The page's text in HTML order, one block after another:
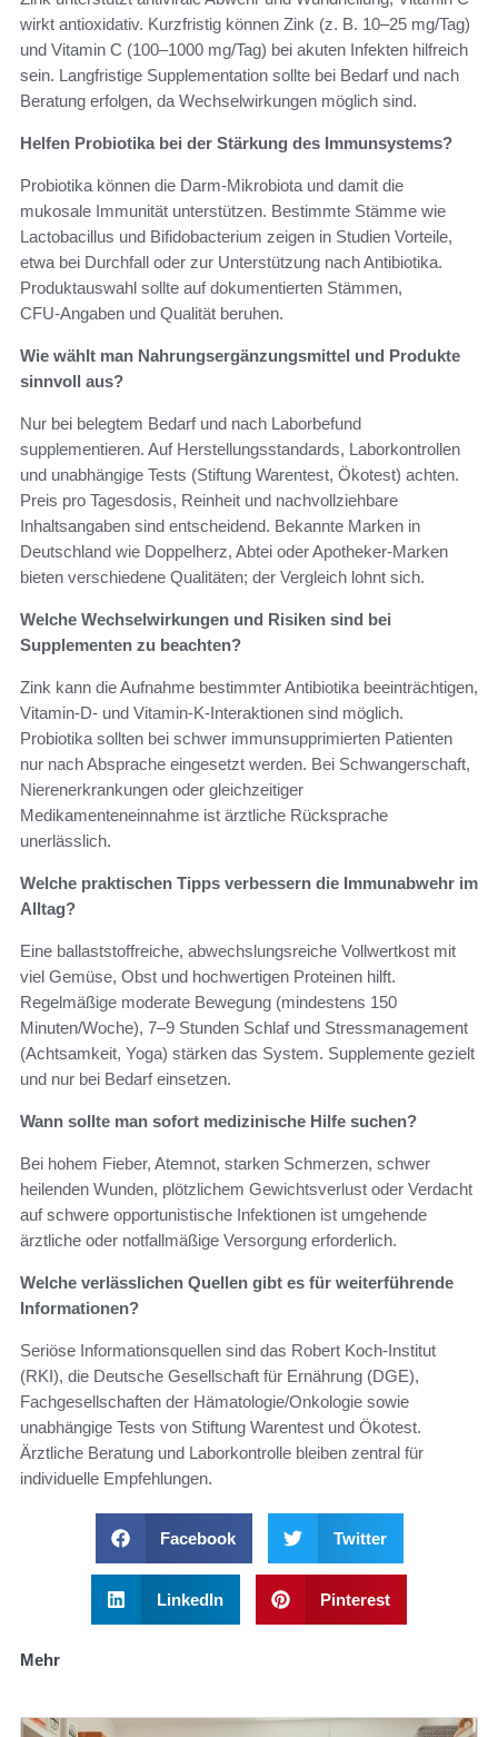
wirkt antioxidativ. Kurzfristig können Zink (z. B. 10–25 mg/Tag)
und Vitamin C (100–1000 mg/Tag) bei akuten Infekten hilfreich
sein. Langfristige Supplementation sollte bei Bedarf und nach
Beratung erfolgen, da Wechselwirkungen möglich sind.
Helfen Probiotika bei der Stärkung des Immunsystems?
Probiotika können die Darm‑Mikrobiota und damit die
mukosale Immunität unterstützen. Bestimmte Stämme wie
Lactobacillus und Bifidobacterium zeigen in Studien Vorteile,
etwa bei Durchfall oder zur Unterstützung nach Antibiotika.
Produktauswahl sollte auf dokumentierten Stämmen,
CFU‑Angaben und Qualität beruhen.
Wie wählt man Nahrungsergänzungsmittel und Produkte
sinnvoll aus?
Nur bei belegtem Bedarf und nach Laborbefund
supplementieren. Auf Herstellungsstandards, Laborkontrollen
und unabhängige Tests (Stiftung Warentest, Ökotest) achten.
Preis pro Tagesdosis, Reinheit und nachvollziehbare
Inhaltsangaben sind entscheidend. Bekannte Marken in
Deutschland wie Doppelherz, Abtei oder Apotheker‑Marken
bieten verschiedene Qualitäten; der Vergleich lohnt sich.
Welche Wechselwirkungen und Risiken sind bei
Supplementen zu beachten?
Zink kann die Aufnahme bestimmter Antibiotika beeinträchtigen,
Vitamin‑D‑ und Vitamin‑K‑Interaktionen sind möglich.
Probiotika sollten bei schwer immunsupprimierten Patienten
nur nach Absprache eingesetzt werden. Bei Schwangerschaft,
Nierenerkrankungen oder gleichzeitiger
Medikamenteneinnahme ist ärztliche Rücksprache
unerlässlich.
Welche praktischen Tipps verbessern die Immunabwehr im
Alltag?
Eine ballaststoffreiche, abwechslungsreiche Vollwertkost mit
viel Gemüse, Obst und hochwertigen Proteinen hilft.
Regelmäßige moderate Bewegung (mindestens 150
Minuten/Woche), 7–9 Stunden Schlaf und Stressmanagement
(Achtsamkeit, Yoga) stärken das System. Supplemente gezielt
und nur bei Bedarf einsetzen.
Wann sollte man sofort medizinische Hilfe suchen?
Bei hohem Fieber, Atemnot, starken Schmerzen, schwer
heilenden Wunden, plötzlichem Gewichtsverlust oder Verdacht
auf schwere opportunistische Infektionen ist umgehende
ärztliche oder notfallmäßige Versorgung erforderlich.
Welche verlässlichen Quellen gibt es für weiterführende
Informationen?
Seriöse Informationsquellen sind das Robert Koch‑Institut
(RKI), die Deutsche Gesellschaft für Ernährung (DGE),
Fachgesellschaften der Hämatologie/Onkologie sowie
unabhängige Tests von Stiftung Warentest und Ökotest.
Ärztliche Beratung und Laborkontrolle bleiben zentral für
individuelle Empfehlungen.
Facebook Twitter
LinkedIn Pinterest
Mehr